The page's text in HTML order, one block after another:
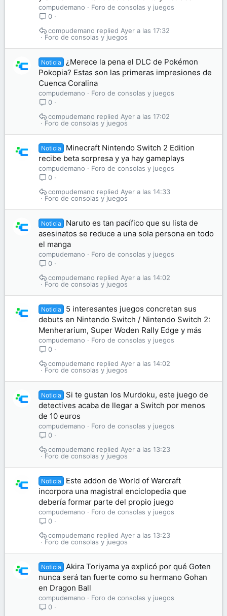
compudemano
Foro de consolas y juegos
0
Foro de consolas y juegos
Ayer a las 17:32
compudemano
Noticia
¿Merece la pena el DLC de Pokémon
Pokopia? Estas son las primeras impresiones de
Cuenca Coralina
compudemano
Foro de consolas y juegos
0
Foro de consolas y juegos
Ayer a las 17:02
compudemano
Noticia
Minecraft Nintendo Switch 2 Edition
recibe beta sorpresa y ya hay gameplays
compudemano
Foro de consolas y juegos
0
Foro de consolas y juegos
Ayer a las 14:33
compudemano
Noticia
Naruto es tan pacífico que su lista de
asesinatos se reduce a una sola persona en todo
el manga
compudemano
Foro de consolas y juegos
0
Foro de consolas y juegos
Ayer a las 14:02
compudemano
Noticia
5 interesantes juegos concretan sus
debuts en Nintendo Switch / Nintendo Switch 2:
Menherarium, Super Woden Rally Edge y más
compudemano
Foro de consolas y juegos
0
Foro de consolas y juegos
Ayer a las 14:02
compudemano
Noticia
Si te gustan los Murdoku, este juego de
detectives acaba de llegar a Switch por menos
de 10 euros
compudemano
Foro de consolas y juegos
0
Foro de consolas y juegos
Ayer a las 13:23
compudemano
Noticia
Este addon de World of Warcraft
incorpora una magistral enciclopedia que
debería formar parte del propio juego
compudemano
Foro de consolas y juegos
0
Foro de consolas y juegos
Ayer a las 13:23
compudemano
Noticia
Akira Toriyama ya explicó por qué Goten
nunca será tan fuerte como su hermano Gohan
en Dragon Ball
compudemano
Foro de consolas y juegos
0